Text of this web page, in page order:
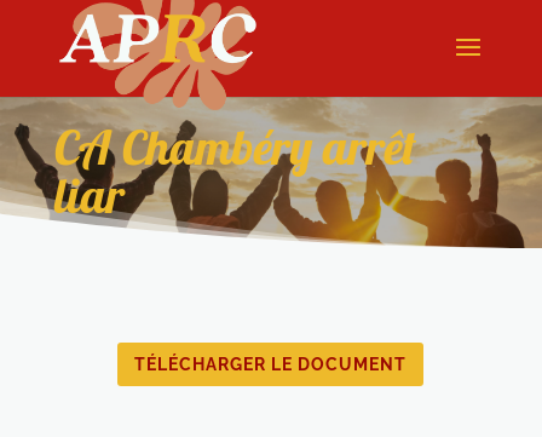
CA Chambéry arrêt
liar
TÉLÉCHARGER LE DOCUMENT